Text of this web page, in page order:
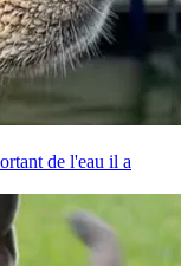
de l'eau il a